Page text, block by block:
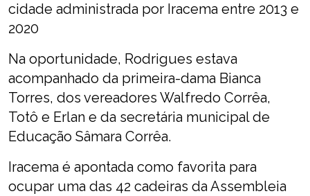
cidade administrada por Iracema entre 2013 e
2020
Na oportunidade, Rodrigues estava
acompanhado da primeira-dama Bianca
Torres, dos vereadores Walfredo Corrêa,
Totô e Erlan e da secretária municipal de
Educação Sâmara Corrêa.
Iracema é apontada como favorita para
ocupar uma das 42 cadeiras da Assembleia